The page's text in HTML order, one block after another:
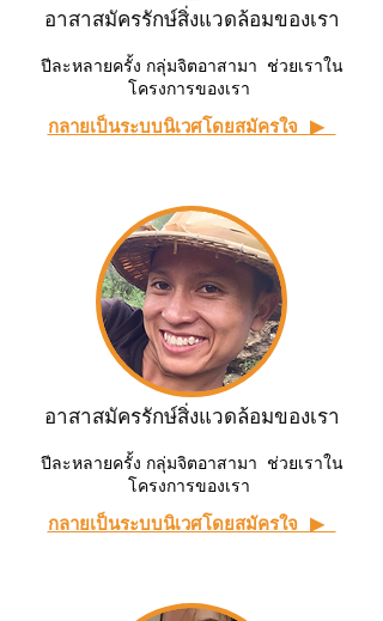
อาสาสมัครรักษ์สิ่งแวดล้อมของเรา
ปีละหลายครั้ง กลุ่มจิตอาสามา ช่วยเราใน
โครงการของเรา
กลายเป็นระบบนิเวศโดยสมัครใจ ▶ ︎
อาสาสมัครรักษ์สิ่งแวดล้อมของเรา
ปีละหลายครั้ง กลุ่มจิตอาสามา ช่วยเราใน
โครงการของเรา
กลายเป็นระบบนิเวศโดยสมัครใจ ▶ ︎